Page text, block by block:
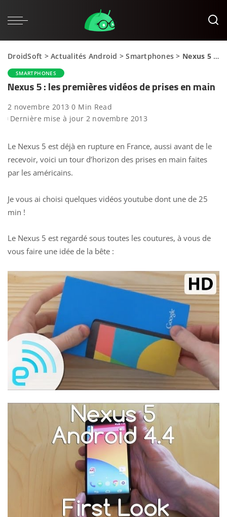
DroidSoft >Actualités Android >Smartphones > Nexus 5 : les premières vidéos de prises en main
SMARTPHONES
Nexus 5 : les premières vidéos de prises en main
2 novembre 2013 0 Min Read
Dernière mise à jour 2 novembre 2013
Le Nexus 5 est déjà en rupture en France, aussi avant de le
recevoir, voici un tour d’horizon des prises en main faites
par les américains.
Je vous ai choisi quelques vidéos youtube dont une de 25
min !
Le Nexus 5 est regardé sous toutes les coutures, à vous de
vous faire une idée de la bête :